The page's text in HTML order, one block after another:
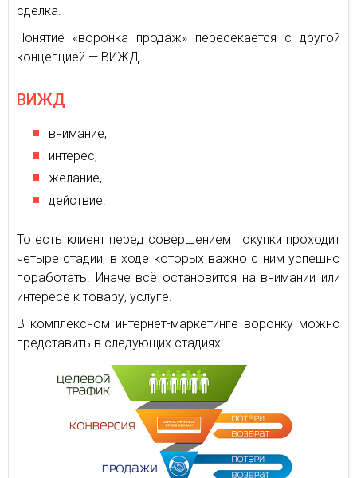
сделка.
Понятие «воронка продаж» пересекается с другой
концепцией — ВИЖД
ВИЖД
внимание,
интерес,
желание,
действие.
То есть клиент перед совершением покупки проходит
четыре стадии, в ходе которых важно с ним успешно
поработать. Иначе всё остановится на внимании или
интересе к товару, услуге.
В комплексном интернет-маркетинге воронку можно
представить в следующих стадиях: